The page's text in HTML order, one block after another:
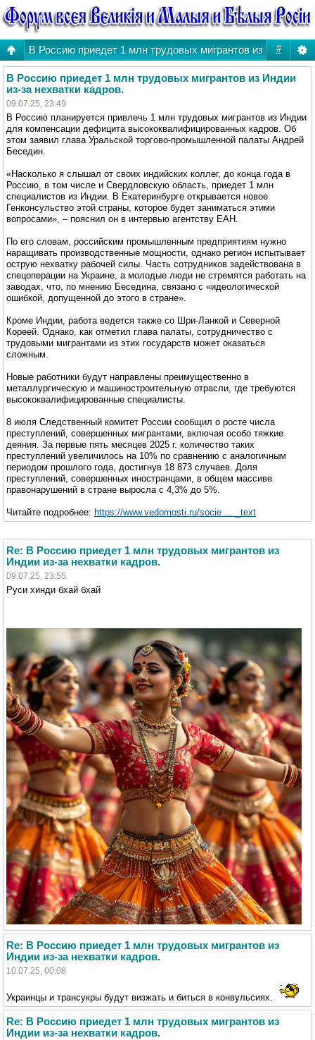
#
В Россию приедет 1 млн трудовых мигрантов из Индии из-
В Россию приедет 1 млн трудовых мигрантов из Индии
из-за нехватки кадров.
09.07.25, 23:49
В Россию планируется привлечь 1 млн трудовых мигрантов из Индии
для компенсации дефицита высококвалифицированных кадров. Об
этом заявил глава Уральской торгово-промышленной палаты Андрей
Беседин.
«Насколько я слышал от своих индийских коллег, до конца года в
Россию, в том числе и Свердловскую область, приедет 1 млн
специалистов из Индии. В Екатеринбурге открывается новое
Генконсульство этой страны, которое будет заниматься этими
вопросами», – пояснил он в интервью агентству ЕАН.
По его словам, российским промышленным предприятиям нужно
наращивать производственные мощности, однако регион испытывает
острую нехватку рабочей силы. Часть сотрудников задействована в
спецоперации на Украине, а молодые люди не стремятся работать на
заводах, что, по мнению Беседина, связано с «идеологической
ошибкой, допущенной до этого в стране».
Кроме Индии, работа ведется также со Шри-Ланкой и Северной
Кореей. Однако, как отметил глава палаты, сотрудничество с
трудовыми мигрантами из этих государств может оказаться
сложным.
Новые работники будут направлены преимущественно в
металлургическую и машиностроительную отрасли, где требуются
высококвалифицированные специалисты.
8 июля Следственный комитет России сообщил о росте числа
преступлений, совершенных мигрантами, включая особо тяжкие
деяния. За первые пять месяцев 2025 г. количество таких
преступлений увеличилось на 10% по сравнению с аналогичным
периодом прошлого года, достигнув 18 873 случаев. Доля
преступлений, совершенных иностранцами, в общем массиве
правонарушений в стране выросла с 4,3% до 5%.
Читайте подробнее: https://www.vedomosti.ru/socie ... _text
Re: В Россию приедет 1 млн трудовых мигрантов из
Индии из-за нехватки кадров.
09.07.25, 23:55
Руси хинди бхай бхай
Re: В Россию приедет 1 млн трудовых мигрантов из
Индии из-за нехватки кадров.
10.07.25, 00:08
Украинцы и трансукры будут визжать и биться в конвульсиях.
Re: В Россию приедет 1 млн трудовых мигрантов из
Индии из-за нехватки кадров.